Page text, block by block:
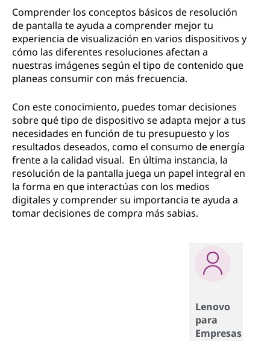
Comprender los conceptos básicos de resolución
de pantalla te ayuda a comprender mejor tu
experiencia de visualización en varios dispositivos y
cómo las diferentes resoluciones afectan a
nuestras imágenes según el tipo de contenido que
planeas consumir con más frecuencia.
Con este conocimiento, puedes tomar decisiones
sobre qué tipo de dispositivo se adapta mejor a tus
necesidades en función de tu presupuesto y los
resultados deseados, como el consumo de energía
frente a la calidad visual. En última instancia, la
resolución de la pantalla juega un papel integral en
la forma en que interactúas con los medios
digitales y comprender su importancia te ayuda a
tomar decisiones de compra más sabias.
Lenovo
para
Empresas